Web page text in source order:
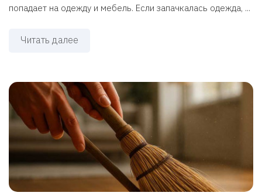
попадает на одежду и мебель. Если запачкалась одежда, ...
Читать далее